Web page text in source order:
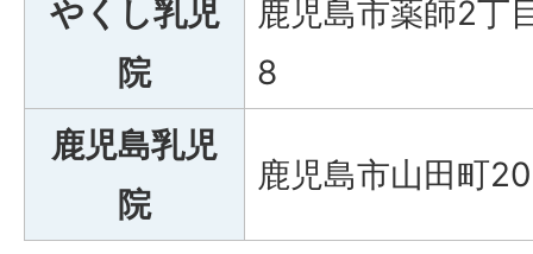
やくし乳児
院
鹿児島市薬師2丁
8
鹿児島乳児
院
鹿児島市山田町